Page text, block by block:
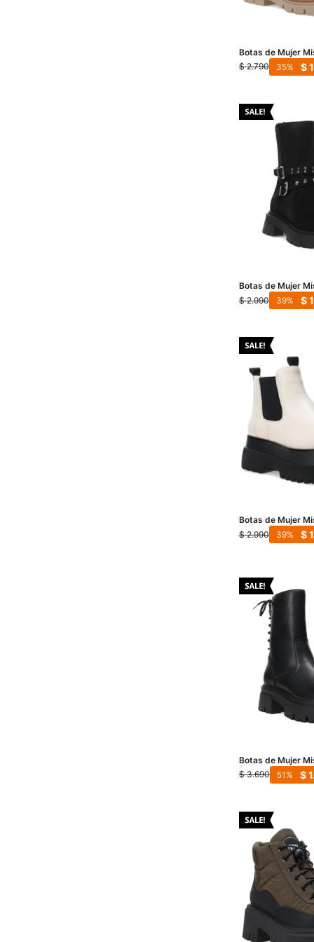
Botas de Mujer
Amber - Taupe
$ 2.790 $
35
Botas de Mujer
Negro
$ 2.990 $
39
Botas de Mujer
Blanco Hueso
$ 2.990 $
39
Botas de Mujer
Negro
$ 3.690 $
51